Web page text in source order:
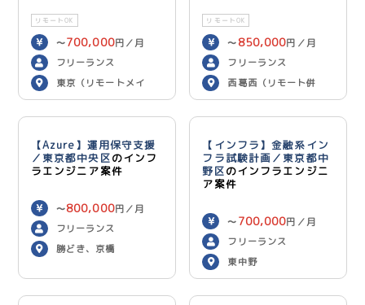
リモートOK
〜700,000円／月
フリーランス
東京（リモートメイ
ン）
リモートOK
〜 850,000円／月
フリーランス
西葛西（リモート併
用）
【Azure】運用保守支援
／東京都中央区のインフ
ラエンジニア案件
〜800,000円／月
フリーランス
勝どき、京橋
【インフラ】金融系イン
フラ試験計画／東京都中
野区のインフラエンジニ
ア案件
〜 700,000円／月
フリーランス
東中野